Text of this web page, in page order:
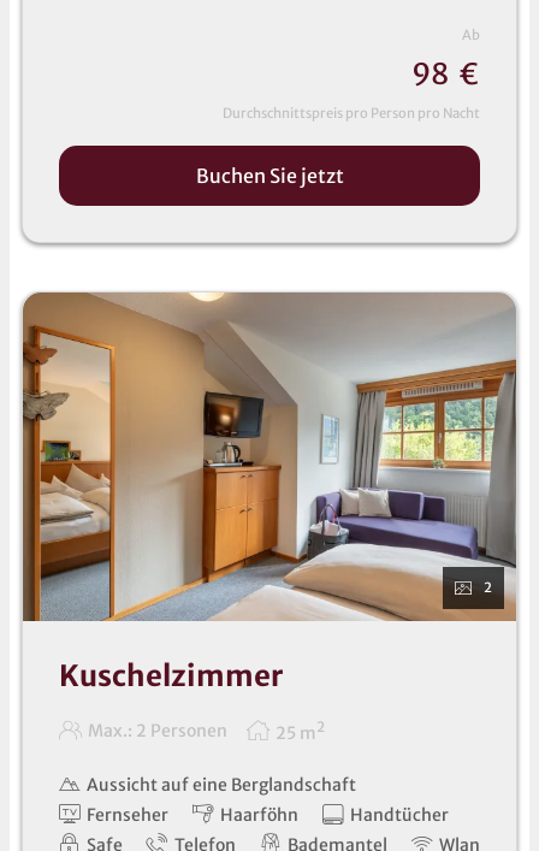
Ab
98 €
Durchschnittspreis pro Person pro Nacht
Buchen Sie jetzt
2
Kuschelzimmer
Max.: 2 Personen 25 m 2
Aussicht auf eine Berglandschaft
Fernseher
Haarföhn
Handtücher
Safe
Telefon Bademantel Wlan